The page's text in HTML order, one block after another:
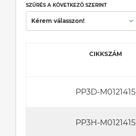
SZŰRÉS A KÖVETKEZŐ SZERINT
Kérem válasszon!
CIKKSZÁM
PP3D-M0121415
PP3H-M0121415